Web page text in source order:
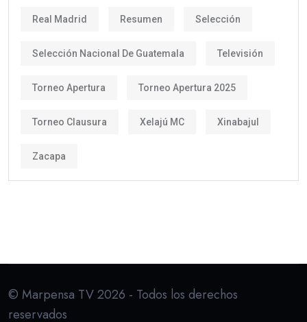
Real Madrid Resumen Selección
Selección Nacional De Guatemala Televisión
Torneo Apertura Torneo Apertura 2025
Torneo Clausura Xelajú MC Xinabajul
Zacapa
© Marpensa TV 2026 - Todos los derechos
reservados